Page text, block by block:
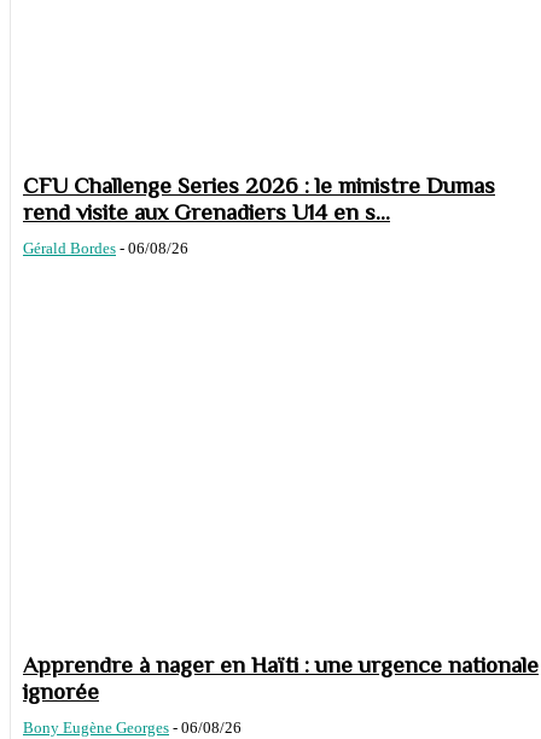
CFU Challenge Series 2026 : le ministre Dumas
rend visite aux Grenadiers U14 en s...
Gérald Bordes - 06/08/26
Apprendre à nager en Haïti : une urgence nationale
ignorée
Bony Eugène Georges - 06/08/26